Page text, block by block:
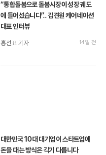
“통합돌봄으로 돌봄시장이 성장 궤도
에 들어섰습니다”.. 김견원 케어네이션
대표 인터뷰
홍선표 기자 14일 전
대한민국 10대 대기업이 스타트업에
돈을 대는 방식은 각기 다릅니다